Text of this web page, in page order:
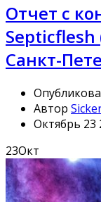
Отчет с
Septicflesh
Санкт-
Автор
Октябрь 23
23Окт